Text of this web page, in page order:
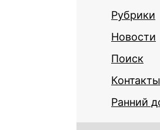
Рубрики
Новости
Поиск
Контакты
Ранний